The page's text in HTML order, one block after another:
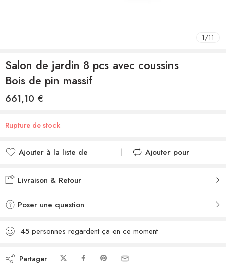
1/11
Salon de jardin 8 pcs avec coussins
Bois de pin massif
661,10 €
Rupture de stock
Ajouter à la liste de
Ajouté à la liste de
Ajouter pour
Livraison & Retour
Poser une question
45 personnes regardent ça en ce moment
Partager